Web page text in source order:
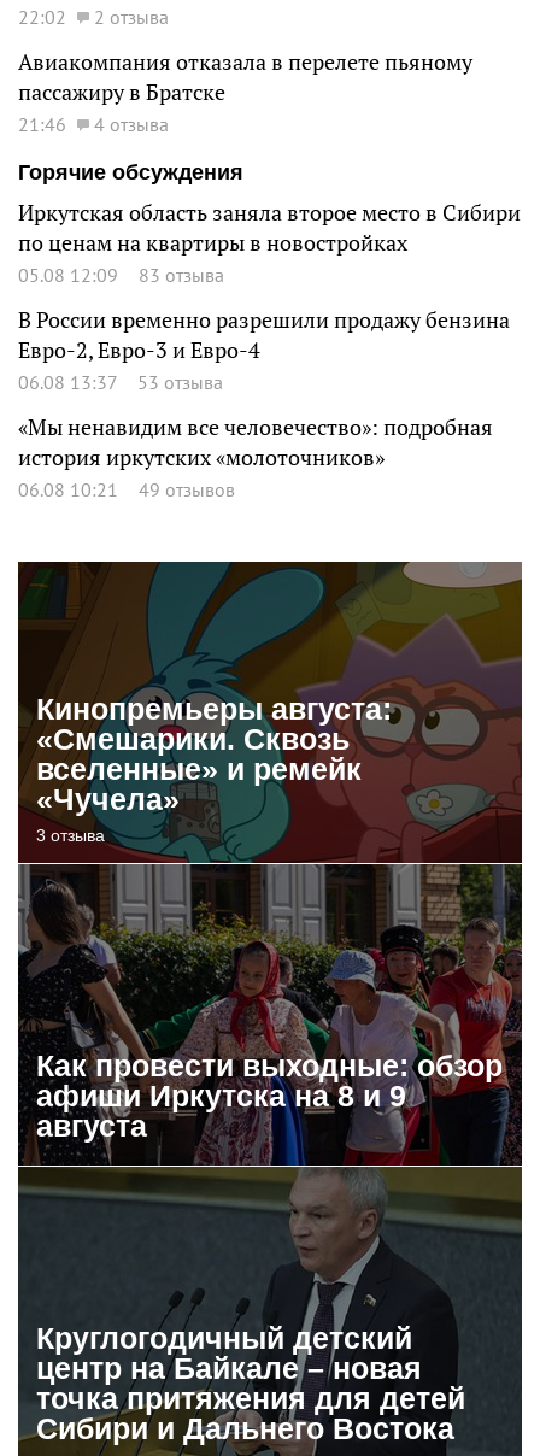
22:02 2 отзыва
Авиакомпания отказала в перелете пьяному
пассажиру в Братске
21:46
4 отзыва
Горячие обсуждения
Иркутская область заняла второе место в Сибири
по ценам на квартиры в новостройках
05.08 12:09 83 отзыва
В России временно разрешили продажу бензина
Евро-2, Евро-3 и Евро-4
06.08 13:37 53 отзыва
«Мы ненавидим все человечество»: подробная
история иркутских «молоточников»
06.08 10:21 49 отзывов
Кинопремьеры августа:
«Смешарики. Сквозь
вселенные» и ремейк
«Чучела»
3 отзыва
Как провести выходные: обзор
афиши Иркутска на 8 и 9
августа
Круглогодичный детский
центр на Байкале – новая
точка притяжения для детей
Сибири и Дальнего Востока